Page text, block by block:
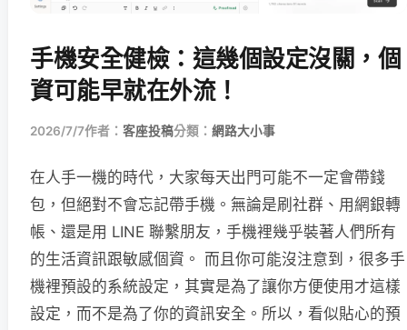
手機安全健檢：這幾個設定沒關，個
資可能早就在外流！
2026/7/7作者： 客座投稿分類： 網路大小事
在人手一機的時代，大家每天出門可能不一定會帶錢
包，但絕對不會忘記帶手機。無論是刷社群、用網銀轉
帳、還是用 LINE 聯繫朋友，手機裡幾乎裝著人們所有
的生活資訊跟敏感個資。 而且你可能沒注意到，很多手
機裡預設的系統設定，其實是為了讓你方便使用才這樣
設定，而不是為了你的資訊安全。所以，看似貼心的預